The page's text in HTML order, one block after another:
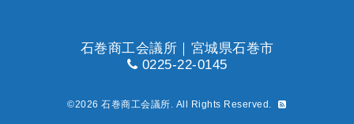
石巻商工会議所｜宮城県石巻市
0225-22-0145
©2026石巻商工会議所. All Rights Reserved.